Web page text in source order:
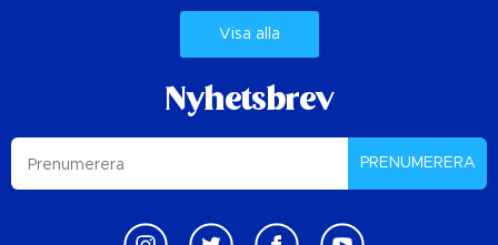
Visa alla
Nyhetsbrev
PRENUMERERA